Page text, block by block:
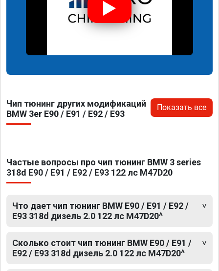
Чип тюнинг других модификаций
BMW 3er E90 / E91 / E92 / E93
Показать все
Частые вопросы про чип тюнинг BMW 3 series
318d E90 / E91 / E92 / E93 122 лс M47D20
Что дает чип тюнинг BMW E90 / E91 / E92 /
E93 318d дизель 2.0 122 лс M47D20^
Сколько стоит чип тюнинг BMW E90 / E91 /
E92 / E93 318d дизель 2.0 122 лс M47D20^